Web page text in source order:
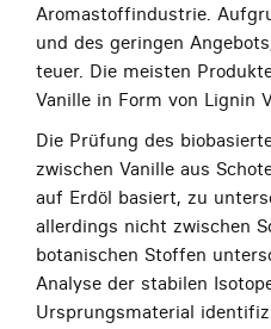
Aromastoffindustrie.
und des geringen
teuer. Die meisten
Vanille in Form von Lignin
Die Prüfung des
zwischen Vanille aus
auf Erdöl basiert, zu
allerdings nicht zwischen
botanischen Stoffen
Analyse der stabilen
Ursprungsmaterial